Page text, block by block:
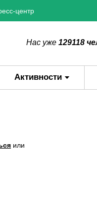
центр
Нас уже 129118
Активности
или